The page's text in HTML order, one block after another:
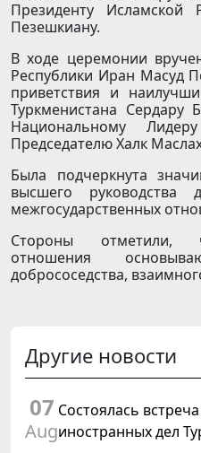
Президенту Исламской
Пезешкиану.
В ходе церемонии
Республики Иран Масуд
приветствия и
Туркменистана Сердару
Национальному
Председателю Халк
Была подчеркнута
высшего руководства
межгосударственных
Стороны отметили,
отношения
добрососедства,
Другие новости
07
Aug
Состоялась
иностранных дел